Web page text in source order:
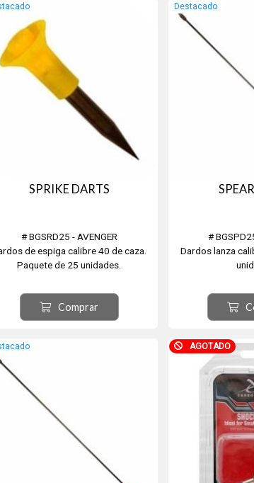
SPRIKE DARTS
# BGSRD25 - AVENGER
de espiga calibre 40 de caza.
Paquete de 25 unidades.
Comprar
Destacado
#
Dardos lanza
AGOTADO